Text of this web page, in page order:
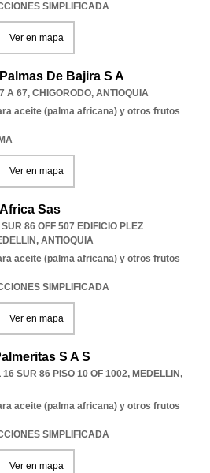
SIMPLIFICADA
Ver en mapa
De Bajira S A
A 67, CHIGORODO, ANTIOQUIA
aceite (palma africana) y otros frutos
Ver en mapa
Sas
86 OFF 507 EDIFICIO PLEZ
, ANTIOQUIA
aceite (palma africana) y otros frutos
SIMPLIFICADA
Ver en mapa
S A S
SUR 86 PISO 10 OF 1002, MEDELLIN,
aceite (palma africana) y otros frutos
SIMPLIFICADA
Ver en mapa